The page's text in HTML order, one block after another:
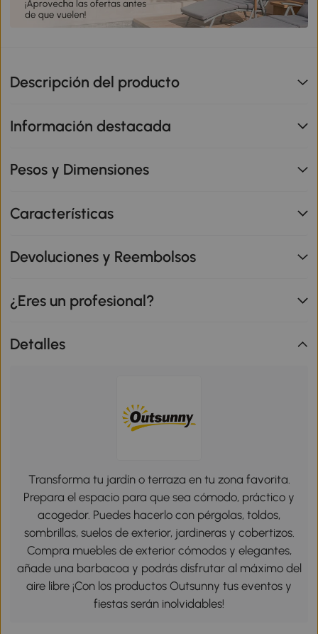
Descripción del producto
Información destacada
Pesos y Dimensiones
Características
Devoluciones y Reembolsos
¿Eres un profesional?
Detalles
Transforma tu jardín o terraza en tu zona favorita.
Prepara el espacio para que sea cómodo, práctico y
acogedor. Puedes hacerlo con pérgolas, toldos,
sombrillas, suelos de exterior, jardineras y cobertizos.
Compra muebles de exterior cómodos y elegantes,
añade una barbacoa y podrás disfrutar al máximo del
aire libre ¡Con los productos Outsunny tus eventos y
fiestas serán inolvidables!